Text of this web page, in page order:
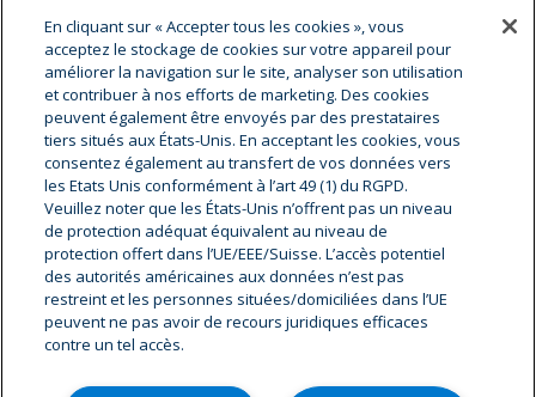
Notre histoire
Nos valeurs
Cryostar à travers le monde
Innovation
Hygiène, Sécurité, environnement
Carrière & offres d'emplois
© Copyright - Cryostar
Accueil
Contact Mentions légales
Protection des données
Paramètres des cookies
En cliquant sur « Accepter tous les cookies », vous
acceptez le stockage de cookies sur votre appareil pour
améliorer la navigation sur le site, analyser son utilisation
et contribuer à nos efforts de marketing. Des cookies
peuvent également être envoyés par des prestataires
tiers situés aux États-Unis. En acceptant les cookies, vous
consentez également au transfert de vos données vers
les Etats Unis conformément à l’art 49 (1) du RGPD.
Veuillez noter que les États-Unis n’offrent pas un niveau
de protection adéquat équivalent au niveau de
protection offert dans l’UE/EEE/Suisse. L’accès potentiel
des autorités américaines aux données n’est pas
restreint et les personnes situées/domiciliées dans l’UE
peuvent ne pas avoir de recours juridiques efficaces
contre un tel accès.